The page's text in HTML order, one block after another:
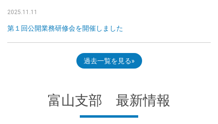
2025.11.11
第１回公開業務研修会を開催しました
過去一覧を見る
富山支部 最新情報